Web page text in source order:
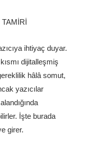
ihtiyaç duyar.
dijitalleşmiş
hâlâ somut,
yazıcılar
İşte burada
girer.